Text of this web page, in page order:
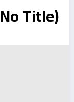
(No Title)